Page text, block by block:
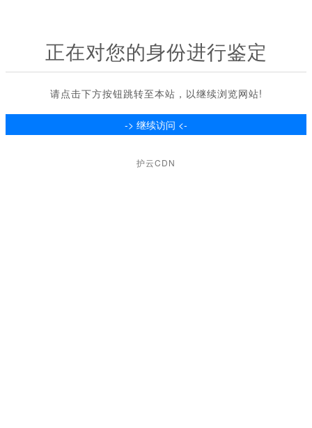
正在对您的身份进行鉴定
请点击下方按钮跳转至本站，以继续浏览网站!
护云CDN